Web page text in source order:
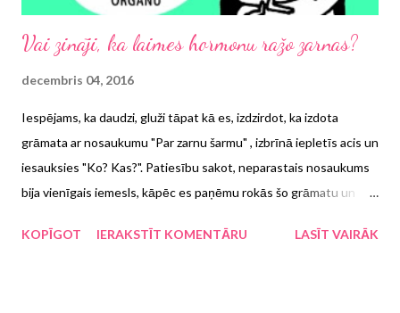
Vai zināji, ka laimes hormonu ražo zarnas?
decembris 04, 2016
Iespējams, ka daudzi, gluži tāpat kā es, izdzirdot, ka izdota
grāmata ar nosaukumu "Par zarnu šarmu" , izbrīnā iepletīs acis un
iesauksies "Ko? Kas?". Patiesību sakot, neparastais nosaukums
bija vienīgais iemesls, kāpēc es paņēmu rokās šo grāmatu un
rūpīgai lasīšanai. Vācijā šis Džūlijas Endersas sarakstītais
KOPĪGOT IERAKSTĪT KOMENTĀRU LASĪT VAIRĀK